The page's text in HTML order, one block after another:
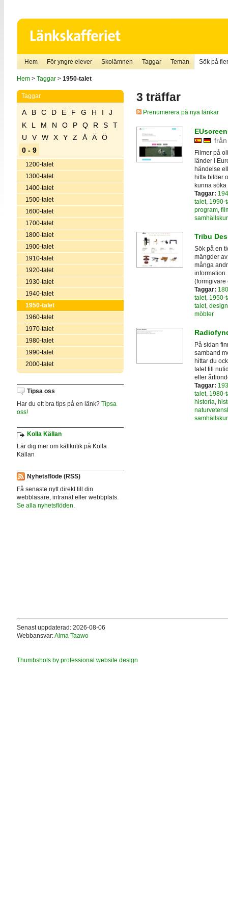
Hem För yngre elever Skolämnen Taggar Teman Sök på
Hem> Taggar> 1950-talet
Taggar
A B C D E F G H I
J
K
L M N O P Q R S
T
U
V W X Y Z Å Ä
Ö
0 - 9
1200-talet
1300-talet
1400-talet
1500-talet
1600-talet
1700-talet
1800-talet
1900-talet
1910-talet
1920-talet
1930-talet
1940-talet
1950-talet
1960-talet
1970-talet
1980-talet
1990-talet
2000-talet
Tipsa oss
Har du ett bra tips på en länk? Tipsa
oss!
Kolla Källan
Lär dig mer om källkritik på Kolla
Källan
Nyhetsflöde (RSS)
Få senaste nytt direkt till din
webbläsare, intranät eller webbplats.
Se alla nyhetsflöden.
3 träffar
Prenumerera på nya länkar
Filmer på
länder i
händelse
hitta bilder
kunna
Taggar:
talet, 1990-
program,
Tribu
Sök på en
mängder
många
(formgivare
Taggar:
talet, 1950-
talet, design
möbler
På sidan
samband
hittar du
talet till
eller
Taggar:
talet, 1980-
historia,
Senast uppdaterad: 2026-08-06
Webbansvar:Alma Taawo
Thumbshots by professional website design